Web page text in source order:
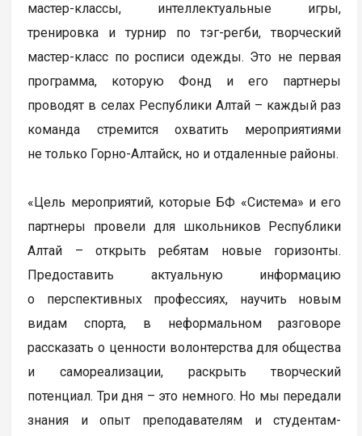
мастер-классы, интеллектуальные игры,
тренировка и турнир по тэг-регби, творческий
мастер-класс по росписи одежды. Это не первая
программа, которую Фонд и его партнеры
проводят в селах Республики Алтай – каждый раз
команда стремится охватить мероприятиями
не только Горно-Алтайск, но и отдаленные районы.
«Цель мероприятий, которые БФ «Система» и его
партнеры провели для школьников Республики
Алтай – открыть ребятам новые горизонты.
Предоставить актуальную информацию
о перспективных профессиях, научить новым
видам спорта, в неформальном разговоре
рассказать о ценности волонтерства для общества
и самореализации, раскрыть творческий
потенциал. Три дня – это немного. Но мы передали
знания и опыт преподавателям и студентам-